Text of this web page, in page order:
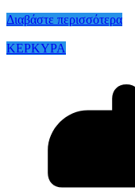
Διαβάστε περισσότερα
ΚΕΡΚΥΡΑ